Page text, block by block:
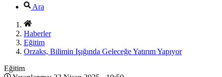
Ara
Haberler
Eğitim
Orzaks, Bilimin Işığında Geleceğe Yatırım Yapıyor
Eğitim